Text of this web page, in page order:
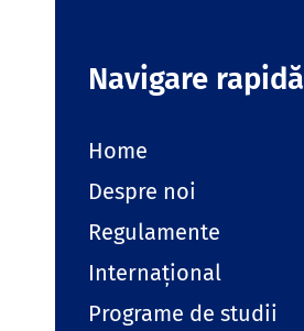
Navigare rapidă
Home
Despre noi
Regulamente
Internațional
Programe de studii